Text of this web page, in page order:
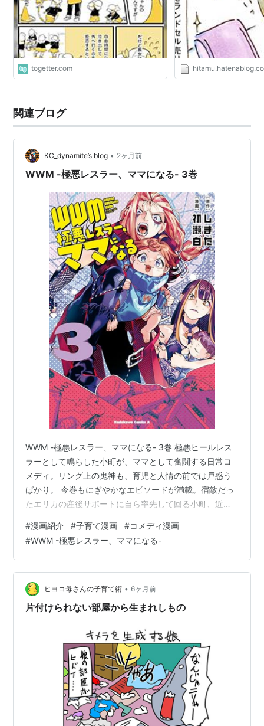
togetter.com
関連ブログ
KC_dynamite’s blog • 2ヶ月前
WWM -極悪レスラー、ママになる- 3巻
WWM -極悪レスラー、ママになる- 3巻 極悪ヒールレス
ラーとして鳴らした小町が、ママとして奮闘する日常コ
メディ。リング上の鬼神も、育児と人情の前では戸惑う
ばかり。 今巻もにぎやかなエピソードが満載。宿敵だっ
たエリカの産後サポートに自ら率先して回る小町、近所
は中の人の怪我をきっかけにそのまま主役を引き継ぐこ
とに。ハリウッドばりの特殊メイクを駆使しサイン会に
乗り込む義母の姿も微笑ましい。そして小遥ちゃんのベ
ビーサークル脱走劇はもはや誰にも止められない。 真面
目だけど少しズレている小町と、彼女を取り巻く個性豊
かな面々のやり取りが絶妙です。笑えるの…
#漫画紹介 #子育て漫画 #コメディ漫画
#WWM -極悪レスラー、ママになる-
ヒヨコ母さんの子育て術 • 6ヶ月前
片付けられない部屋から生まれしもの